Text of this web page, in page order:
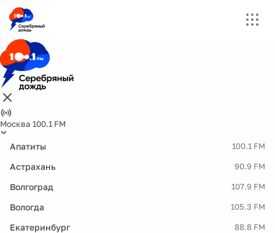
Москва 100.1 FM
Апатиты 100.1 FM
Астрахань 90.9 FM
Волгоград 107.9 FM
Вологда 105.3 FM
Екатеринбург 88.8 FM